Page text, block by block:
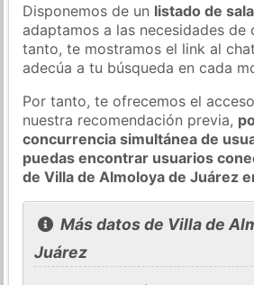
Disponemos de un listado de
adaptamos a las necesidades de
tanto, te mostramos el link al
adecúa a tu búsqueda en cada
Por tanto, te ofrecemos el
nuestra recomendación previa,
concurrencia simultánea de
puedas encontrar usuarios
de Villa de Almoloya de Juárez
Más datos de Villa de
Juárez